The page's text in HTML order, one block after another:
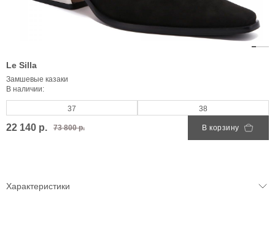
Le Silla
Замшевые казаки
В наличии:
37 38
22 140 р. 73 800 р. В корзину
Характеристики